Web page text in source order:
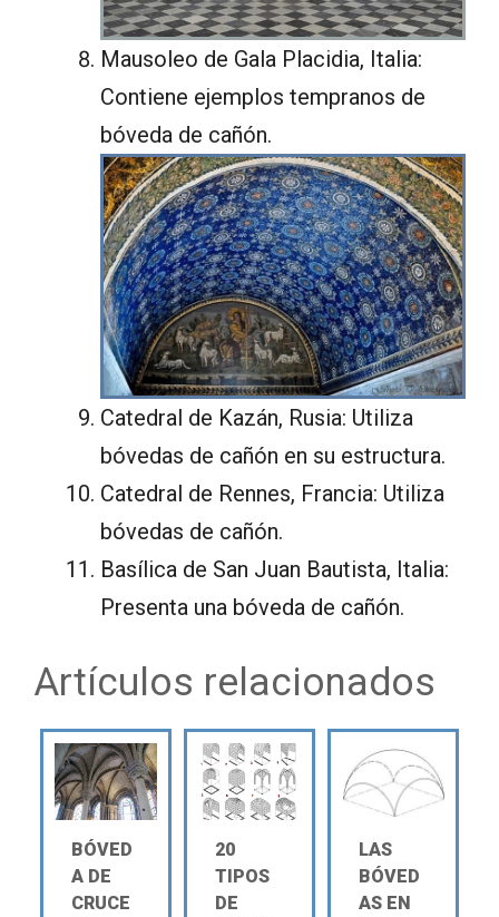
Mausoleo de Gala Placidia, Italia:
Contiene ejemplos tempranos de
bóveda de cañón.
Catedral de Kazán, Rusia: Utiliza
bóvedas de cañón en su estructura.
Catedral de Rennes, Francia: Utiliza
bóvedas de cañón.
Basílica de San Juan Bautista, Italia:
Presenta una bóveda de cañón.
Artículos relacionados
BÓVED
A DE
CRUCE
20
TIPOS
DE
LAS
BÓVED
AS EN